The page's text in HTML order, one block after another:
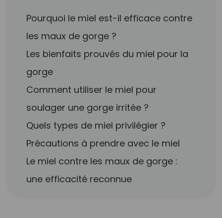
Pourquoi le miel est-il efficace contre
les maux de gorge ?
Les bienfaits prouvés du miel pour la
gorge
Comment utiliser le miel pour
soulager une gorge irritée ?
Quels types de miel privilégier ?
Précautions à prendre avec le miel
Le miel contre les maux de gorge :
une efficacité reconnue